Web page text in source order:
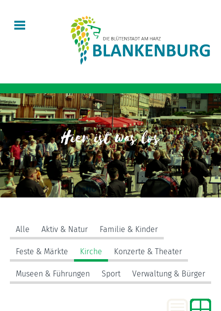
Hier ist was los
Alle Aktiv & Natur Familie & Kinder
Feste & Märkte Kirche Konzerte & Theater
Museen & Führungen Sport Verwaltung & Bürger